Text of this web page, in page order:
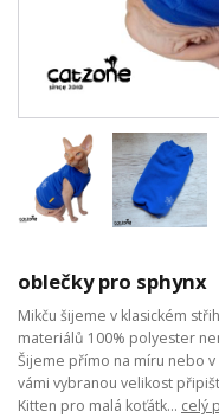
oblečky pro sphynx
Mikču šijeme v klasickém
materiálů 100% polyester
Šijeme přímo na míru nebo
vámi vybranou velikost
Kitten pro malá koťátk... celý